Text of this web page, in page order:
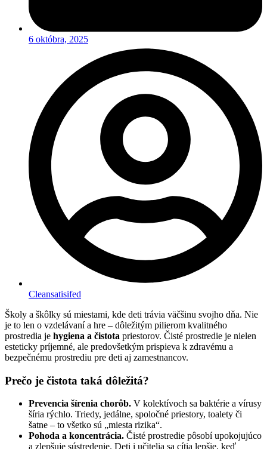
6 októbra, 2025
Cleansatisifed
Školy a škôlky sú miestami, kde deti trávia väčšinu svojho dňa. Nie
je to len o vzdelávaní a hre – dôležitým pilierom kvalitného
prostredia je hygiena a čistota priestorov. Čisté prostredie je nielen
esteticky príjemné, ale predovšetkým prispieva k zdravému a
bezpečnému prostrediu pre deti aj zamestnancov.
Prečo je čistota taká dôležitá?
Prevencia šírenia chorôb. V kolektívoch sa baktérie a vírusy
šíria rýchlo. Triedy, jedálne, spoločné priestory, toalety či
šatne – to všetko sú „miesta rizika“.
Pohoda a koncentrácia. Čisté prostredie pôsobí upokojujúco
a zlepšuje sústredenie. Deti i učitelia sa cítia lepšie, keď